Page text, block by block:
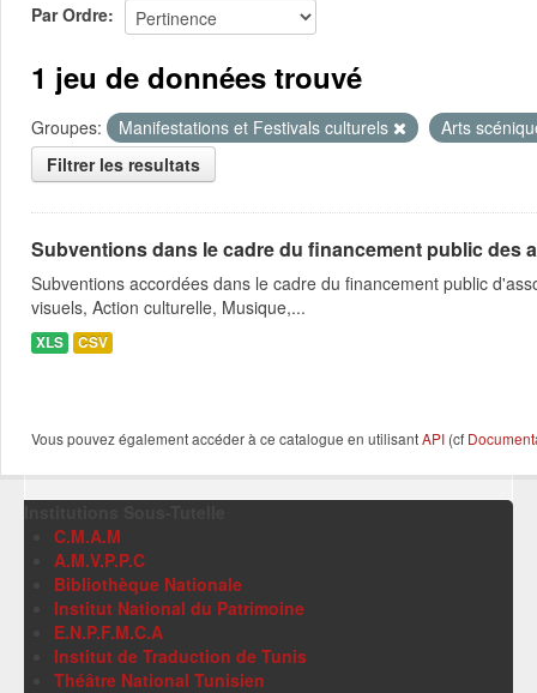
À propos
Par Ordre
1 jeu de données trouvé
Groupes: Manifestations et Festivals culturels
Arts
Filtrer les resultats
Subventions dans le cadre du financement public des
Subventions accordées dans le cadre du financement public
visuels, Action culturelle, Musique,...
XLS CSV
Vous pouvez également accéder à ce catalogue en utilisantAPI (cf
C.M.A.M
A.M.V.P.P.C
Bibliothèque Nationale
Institut National du Patrimoine
E.N.P.F.M.C.A
Institut de Traduction de Tunis
Théâtre National Tunisien